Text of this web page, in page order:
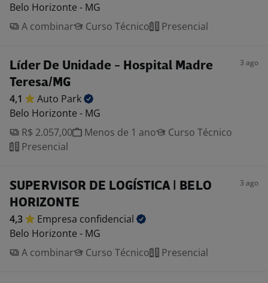
Belo Horizonte - MG
A combinar
Curso Técnico Presencial
Líder De Unidade - Hospital Madre
Teresa/MG
3 ago
4,1 Auto Park
Belo Horizonte - MG
R$ 2.057,00
Menos de 1 ano
Curso Técnico
Presencial
SUPERVISOR DE LOGÍSTICA | BELO
HORIZONTE
3 ago
4,3 Empresa confidencial
Belo Horizonte - MG
A combinar
Curso Técnico Presencial